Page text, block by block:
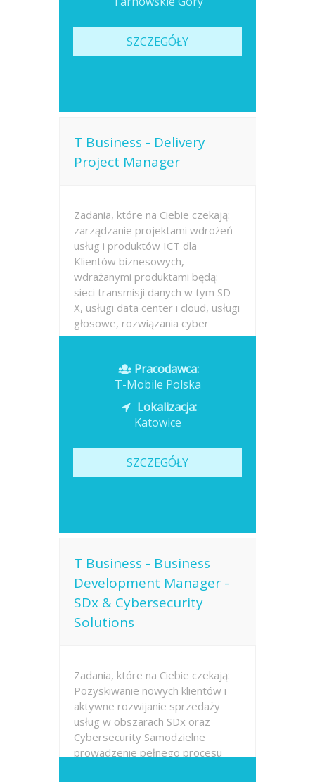
SZCZEGÓŁY
T Business - Delivery
Project Manager
Zadania, które na Ciebie czekają:
zarządzanie projektami wdrożeń
usług i produktów ICT dla
Klientów biznesowych,
wdrażanymi produktami będą:
sieci transmisji danych w tym SD-
X, usługi data center i cloud, usługi
głosowe, rozwiązania cyber
security,...
Opublikowano: dzisiajPracodawca:
T-Mobile Polska
Lokalizacja:
Katowice
SZCZEGÓŁY
T Business - Business
Development Manager -
SDx & Cybersecurity
Solutions
Zadania, które na Ciebie czekają:
Pozyskiwanie nowych klientów i
aktywne rozwijanie sprzedaży
usług w obszarach SDx oraz
Cybersecurity Samodzielne
prowadzenie pełnego procesu